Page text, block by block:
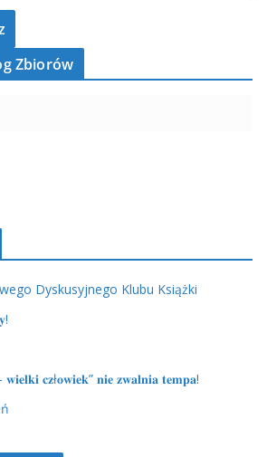
Zbiorów
Dyskusyjnego Klubu Książki
𝐜𝐳ł𝐨𝐰𝐢𝐞𝐤” 𝐧𝐢𝐞 𝐳𝐰𝐚𝐥𝐧𝐢𝐚 𝐭𝐞𝐦𝐩𝐚!